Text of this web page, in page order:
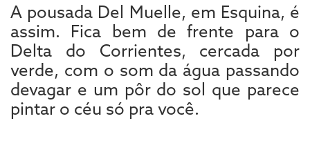
A pousada Del Muelle, em Esquina, é
assim. Fica bem de frente para o
Delta do Corrientes, cercada por
verde, com o som da água passando
devagar e um pôr do sol que parece
pintar o céu só pra você.